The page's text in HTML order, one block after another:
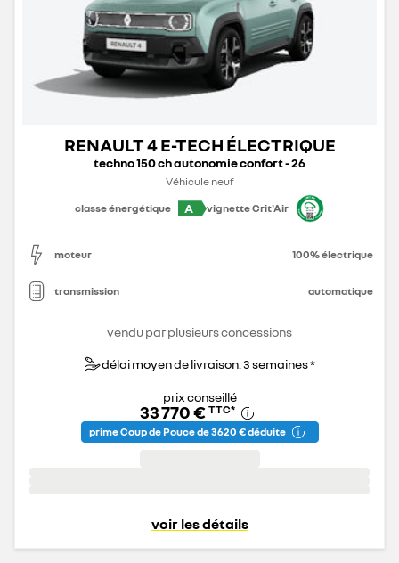
RENAULT 4 E-TECH ÉLECTRIQUE
techno 150 ch autonomie confort - 26
Véhicule neuf
classe énergétique
A vignette Crit'Air
moteur 100% électrique
transmission automatique
vendu par plusieurs concessions
délai moyen de livraison: 3 semaines *
prix conseillé
33 770 € TTC*
prime Coup de Pouce de 3 620 € déduite
voir les détails